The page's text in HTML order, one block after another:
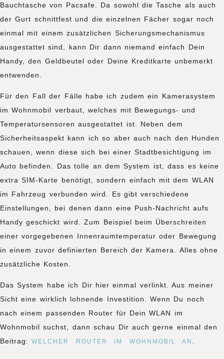
Bauchtasche von Pacsafe. Da sowohl die Tasche als auch
der Gurt schnittfest und die einzelnen Fächer sogar noch
einmal mit einem zusätzlichen Sicherungsmechanismus
ausgestattet sind, kann Dir dann niemand einfach Dein
Handy, den Geldbeutel oder Deine Kreditkarte unbemerkt
entwenden.
Für den Fall der Fälle habe ich zudem ein Kamerasystem
im Wohnmobil verbaut, welches mit Bewegungs- und
Temperatursensoren ausgestattet ist. Neben dem
Sicherheitsaspekt kann ich so aber auch nach den Hunden
schauen, wenn diese sich bei einer Stadtbesichtigung im
Auto befinden. Das tolle an dem System ist, dass es keine
extra SIM-Karte benötigt, sondern einfach mit dem WLAN
im Fahrzeug verbunden wird. Es gibt verschiedene
Einstellungen, bei denen dann eine Push-Nachricht aufs
Handy geschickt wird. Zum Beispiel beim Überschreiten
einer vorgegebenen Innenraumtemperatur oder Bewegung
in einem zuvor definierten Bereich der Kamera. Alles ohne
zusätzliche Kosten.
Das System habe ich Dir hier einmal verlinkt. Aus meiner
Sicht eine wirklich lohnende Investition. Wenn Du noch
nach einem passenden Router für Dein WLAN im
Wohnmobil suchst, dann schau Dir auch gerne einmal den
Beitrag:WELCHER ROUTER IM WOHNMOBIL AN .